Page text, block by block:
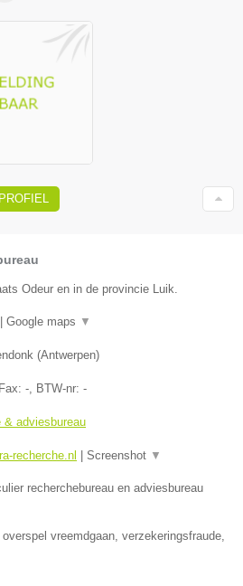
Odeur en in de provincie Luik.
Google maps ▼
(Antwerpen)
Fax: - , BTW-nr: -
& adviesbureau
recherche.nl Screenshot ▼
recherchebureau en adviesbureau
vreemdgaan, verzekeringsfraude,